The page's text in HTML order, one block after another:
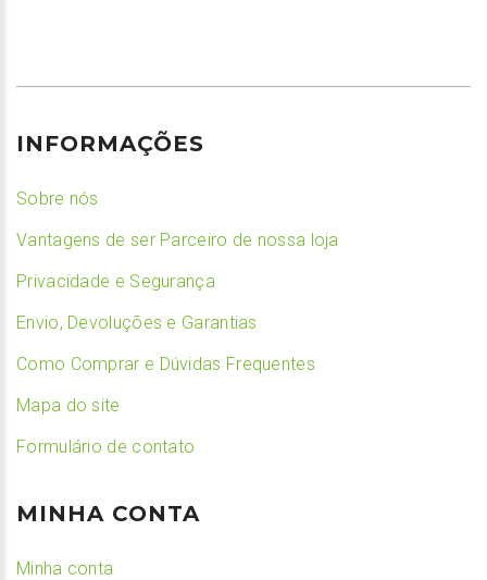
INFORMAÇÕES
Sobre nós
Vantagens de ser Parceiro de nossa loja
Privacidade e Segurança
Envio, Devoluções e Garantias
Como Comprar e Dúvidas Frequentes
Mapa do site
Formulário de contato
MINHA CONTA
Minha conta